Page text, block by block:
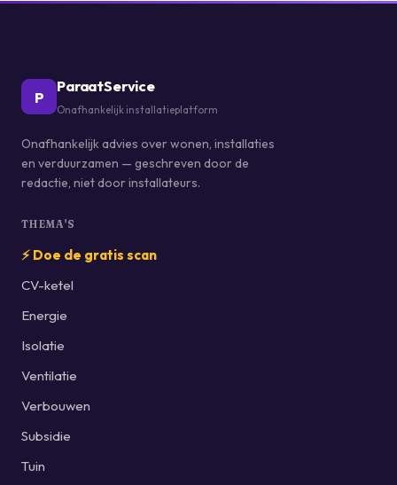
P
ParaatService
Onafhankelijk installatieplatform
Onafhankelijk advies over wonen, installaties
en verduurzamen — geschreven door de
redactie, niet door installateurs.
THEMA'S
⚡ Doe de gratis scan
CV-ketel
Energie
Isolatie
Ventilatie
Verbouwen
Subsidie
Tuin